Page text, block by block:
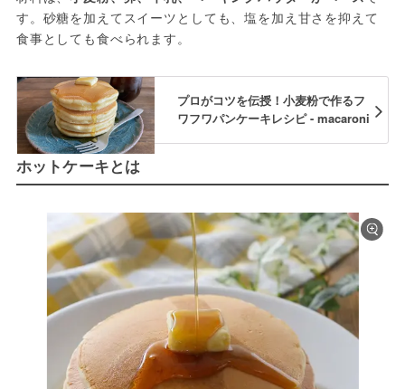
す。砂糖を加えてスイーツとしても、塩を加え甘さを抑えて
食事としても食べられます。
プロがコツを伝授！小麦粉で作るフ
ワフワパンケーキレシピ - macaroni
ホットケーキとは